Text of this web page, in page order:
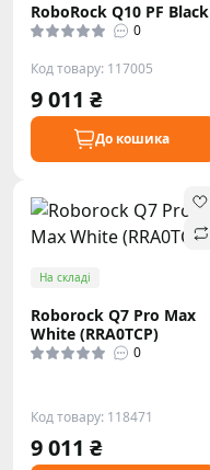
RoboRock Q10 PF Black
0
Код товару: 117005
9 011 ₴
До кошика
На складі
Roborock Q7 Pro Max
White (RRA0TCP)
0
Код товару: 118471
9 011 ₴